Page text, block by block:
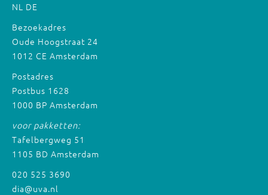
NL DE
Bezoekadres
Oude Hoogstraat 24
1012 CE Amsterdam
Postadres
Postbus 1628
1000 BP Amsterdam
voor pakketten:
Tafelbergweg 51
1105 BD Amsterdam
020 525 3690
dia@uva.nl